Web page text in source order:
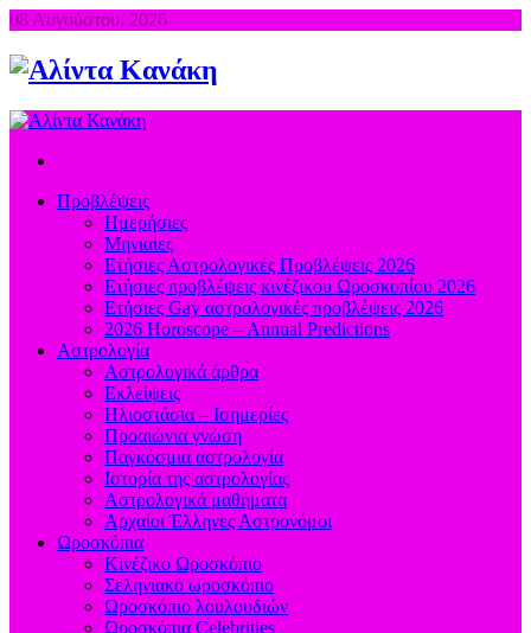
08 Αυγούστου, 2026
Προβλέψεις
Ημερήσιες
Μηνιαίες
Ετήσιες Αστρολογικές Προβλέψεις 2026
Ετήσιες προβλέψεις κινέζικου Ωροσκοπίου 2026
Ετήσιες Gay αστρολογικές προβλέψεις 2026
2026 Horoscope – Annual Predictions
Αστρολογία
Αστρολογικά άρθρα
Εκλείψεις
Ηλιοστάσια – Ισημερίες
Προαιώνια γνώση
Παγκόσμια αστρολογία
Ιστορία της αστρολογίας
Aστρολογικά μαθήματα
Aρχαίοι Έλληνες Αστρονόμοι
Ωροσκόπια
Κινέζικο Ωροσκόπιο
Σεληνιακό ωροσκόπιο
Ωροσκόπιο λουλουδιών
Ωροσκόπια Celebrities